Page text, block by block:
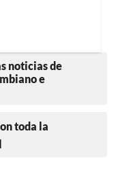
noticias de
e
toda la